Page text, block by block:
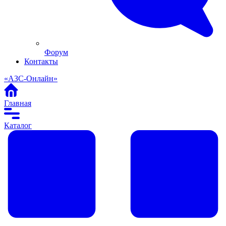
Форум
Контакты
«АЗС-Онлайн»
Главная
Каталог